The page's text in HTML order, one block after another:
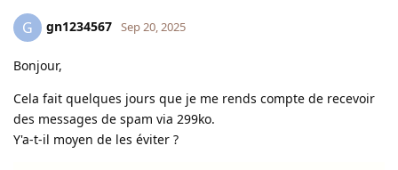
G gn1234567 Sep 20, 2025
Bonjour,
Cela fait quelques jours que je me rends compte de recevoir
des messages de spam via 299ko.
Y'a-t-il moyen de les éviter ?